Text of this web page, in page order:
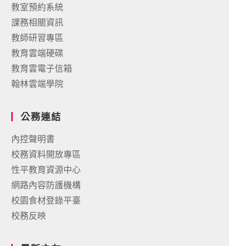
教室預約系統
課務相關資訊
教師研習專區
教育雲端硬碟
教育雲電子信箱
翰林雲端學院
公務連結
內控聲明書
校務資料開放專區
性平教育資源中心
網路內容防護機構
校園食材登錄平臺
校務反映